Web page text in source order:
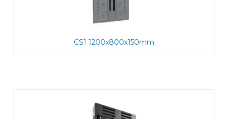
CS1 1200x800x150mm